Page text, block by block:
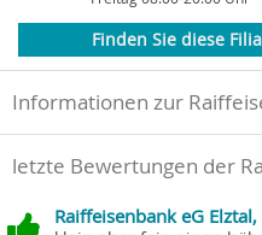
Finden Sie diese
Informationen zur
letzte Bewertungen der
Raiffeisenbank eG